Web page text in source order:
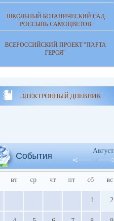
ШКОЛЬНЫЙ БОТАНИЧЕСКИЙ САД
"РОССЫПЬ САМОЦВЕТОВ"
ВСЕРОССИЙСКИЙ ПРОЕКТ "ПАРТА
ГЕРОЯ"
ЭЛЕКТРОННЫЙ ДНЕВНИК
События
Август
вт ср чт пт сб вс
1 2